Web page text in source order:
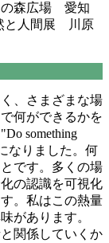
森広場 愛知
と人間展 川原
、さまざまな場
何ができるかを
something
なりました。何
です。多くの場
の認識を可視化
。私はこの熱量
があります。
関係していくか